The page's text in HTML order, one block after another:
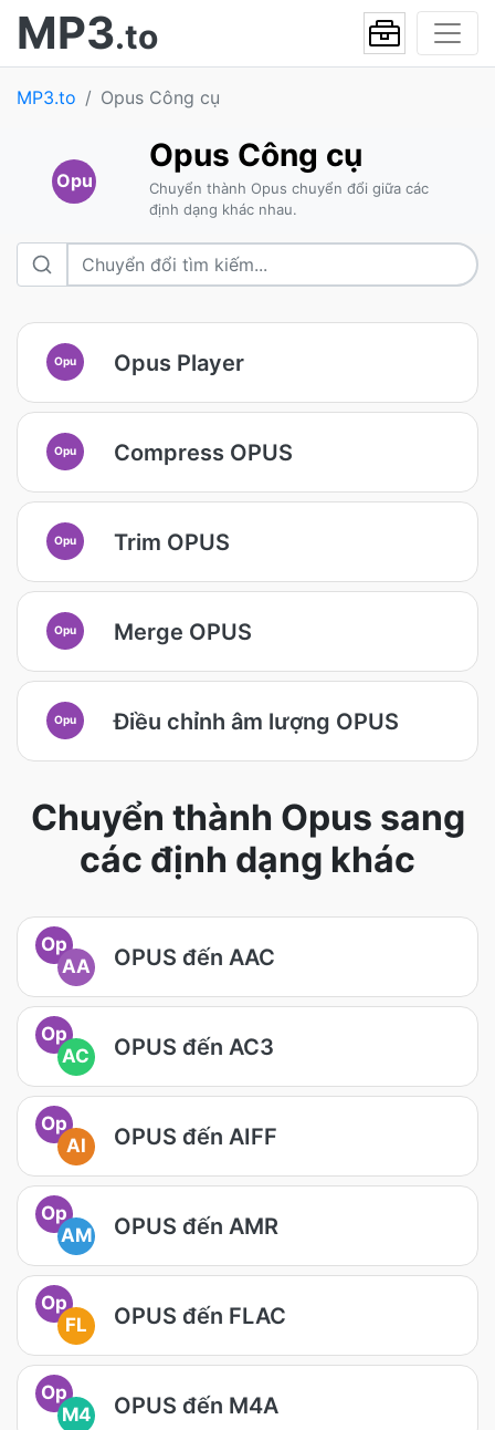
MP3.to
MP3.to Opus Công cụ
Opu
Opus Công cụ
Chuyển thành Opus chuyển đổi giữa các
định dạng khác nhau.
Opu Opus Player
Opu Compress OPUS
Opu Trim OPUS
Opu Merge OPUS
Opu Điều chỉnh âm lượng OPUS
Chuyển thành Opus sang
các định dạng khác
Op
AA
OPUS đến AAC
Op
AC
OPUS đến AC3
Op
AI
OPUS đến AIFF
Op
AM
OPUS đến AMR
Op
FL
OPUS đến FLAC
Op
M4
OPUS đến M4A